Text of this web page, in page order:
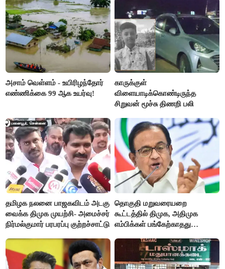
அசாம் வெள்ளம் - உயிரிழந்தோர்
எண்ணிக்கை 99 ஆக உயர்வு!
காருக்குள்
விளையாடிக்கொண்டிருந்த
சிறுவன் மூச்சு திணறி பலி
தமிழக நலனை பாஜகவிடம் அடகு
வைக்க திமுக முயற்சி- அமைச்சர்
நிர்மல்குமார் பரபரப்பு குற்றச்சாட்டு
தொகுதி மறுவரையறை
கூட்டத்தில் திமுக, அதிமுக
எம்பிக்கள் பங்கேற்காதது